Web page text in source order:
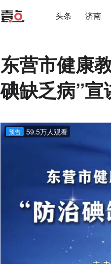
头条 济南
东营市健康
碘缺乏病”宣
预告 59.5万人观看